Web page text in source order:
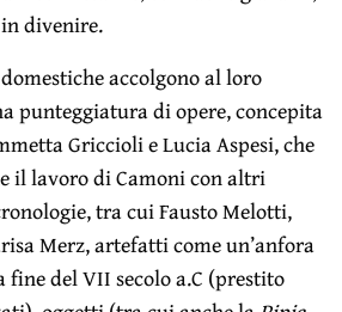
divenire.
accolgono al loro
punteggiatura di opere, concepita
Griccioli e Lucia Aspesi, che
il lavoro di Camoni con altri
tra cui Fausto Melotti,
Merz, artefatti come un’anfora
del VII secolo a.C (prestito